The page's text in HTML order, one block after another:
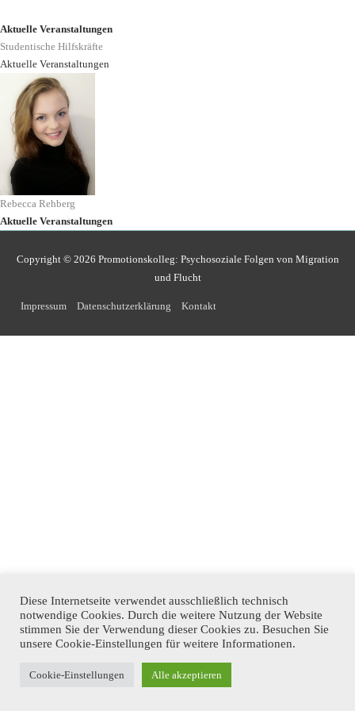
Inhalt
springen
Aktuelle Veranstaltungen
Studentische Hilfskräfte
Aktuelle Veranstaltungen
Rebecca Rehberg
Aktuelle Veranstaltungen
Copyright © 2026 Promotionskolleg: Psychosoziale Folgen von Migration
und Flucht
Impressum Datenschutzerklärung Kontakt
Diese Internetseite verwendet ausschließlich technisch
notwendige Cookies. Durch die weitere Nutzung der Website
stimmen Sie der Verwendung dieser Cookies zu. Besuchen Sie
unsere Cookie-Einstellungen für weitere Informationen.
Cookie-Einstellungen Alle akzeptieren